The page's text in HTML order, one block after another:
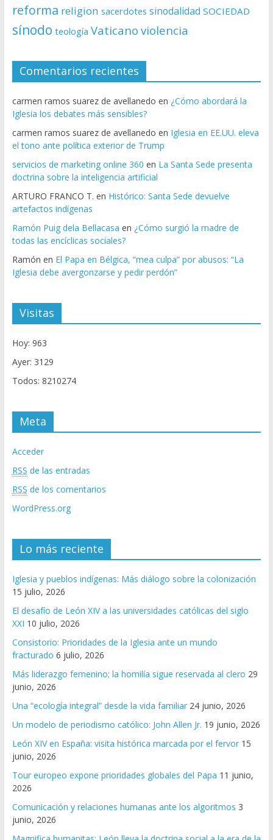
reforma religion sacerdotes sinodalidad SOCIEDAD
sínodo teología Vaticano violencia
Comentarios recientes
carmen ramos suarez de avellanedo en ¿Cómo abordará la
Iglesia los debates más sensibles?
carmen ramos suarez de avellanedo en Iglesia en EE.UU. eleva
el tono ante política exterior de Trump
servicios de marketing online 360 en La Santa Sede presenta
doctrina sobre la inteligencia artificial
ARTURO FRANCO T. en Histórico: Santa Sede devuelve
artefactos indígenas
Ramón Puig dela Bellacasa en ¿Cómo surgió la madre de
todas las encíclicas sociales?
Ramón en El Papa en Bélgica, “mea culpa” por abusos: “La
Iglesia debe avergonzarse y pedir perdón”
Visitas
Hoy: 963
Ayer: 3129
Todos: 8210274
Meta
Acceder
RSS de las entradas
RSS de los comentarios
WordPress.org
Lo más reciente
Iglesia y pueblos indígenas: Más diálogo sobre la colonización
15 julio, 2026
El desafío de León XIV a las universidades católicas del siglo
XXI 10 julio, 2026
Consistorio: Prioridades de la Iglesia ante un mundo
fracturado 6 julio, 2026
Más liderazgo femenino; la homilía sigue reservada al clero 29
junio, 2026
Una “ecología integral” desde la vida familiar 24 junio, 2026
Un modelo de periodismo católico: John Allen Jr. 19 junio, 2026
León XIV en España: visita histórica marcada por el fervor 15
junio, 2026
Tour europeo expone prioridades globales del Papa 11 junio,
2026
Comunicación y relaciones humanas ante los algoritmos 3
junio, 2026